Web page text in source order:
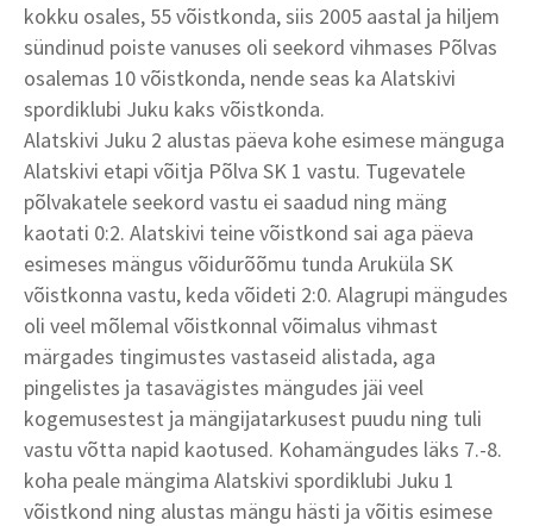
kokku osales, 55 võistkonda, siis 2005 aastal ja hiljem
sündinud poiste vanuses oli seekord vihmases Põlvas
osalemas 10 võistkonda, nende seas ka Alatskivi
spordiklubi Juku kaks võistkonda.
Alatskivi Juku 2 alustas päeva kohe esimese mänguga
Alatskivi etapi võitja Põlva SK 1 vastu. Tugevatele
põlvakatele seekord vastu ei saadud ning mäng
kaotati 0:2. Alatskivi teine võistkond sai aga päeva
esimeses mängus võidurõõmu tunda Aruküla SK
võistkonna vastu, keda võideti 2:0. Alagrupi mängudes
oli veel mõlemal võistkonnal võimalus vihmast
märgades tingimustes vastaseid alistada, aga
pingelistes ja tasavägistes mängudes jäi veel
kogemusestest ja mängijatarkusest puudu ning tuli
vastu võtta napid kaotused. Kohamängudes läks 7.-8.
koha peale mängima Alatskivi spordiklubi Juku 1
võistkond ning alustas mängu hästi ja võitis esimese